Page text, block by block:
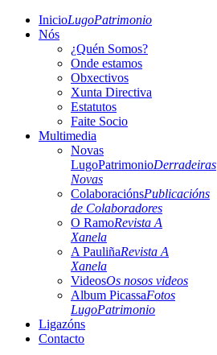
InicioLugoPatrimonio
Nós
¿Quén Somos?
Onde estamos
Obxectivos
Xunta Directiva
Estatutos
Faite Socio
Multimedia
Novas
LugoPatrimonioDerradeiras
Novas
ColaboraciónsPublicacións
de Colaboradores
O RamoRevista A
Xanela
A PauliñaRevista A
Xanela
VideosOs nosos videos
Album PicassaFotos
LugoPatrimonio
Ligazóns
Contacto